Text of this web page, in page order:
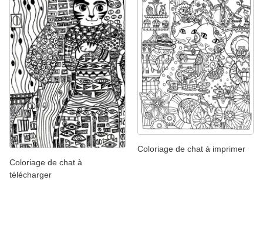
Coloriage de chat à
télécharger
Coloriage de chat à imprimer